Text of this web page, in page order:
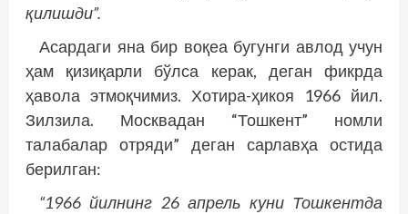
қилишди”.
Асардаги яна бир воқеа бугунги авлод учун
ҳам қизиқарли бўлса керак, деган фикрда
ҳавола этмоқчимиз. Хотира-ҳикоя 1966 йил.
Зилзила. Москвадан “Тошкент” номли
талабалар отряди” деган сарлавҳа остида
берилган:
“1966 йилнинг 26 апрель куни Тошкентда